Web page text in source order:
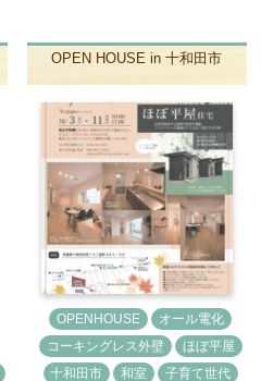
OPEN HOUSE in 十和田市
OPENHOUSE オール電化
コーキングレス外壁 ほぼ平屋
十和田市 和室 子育て世代